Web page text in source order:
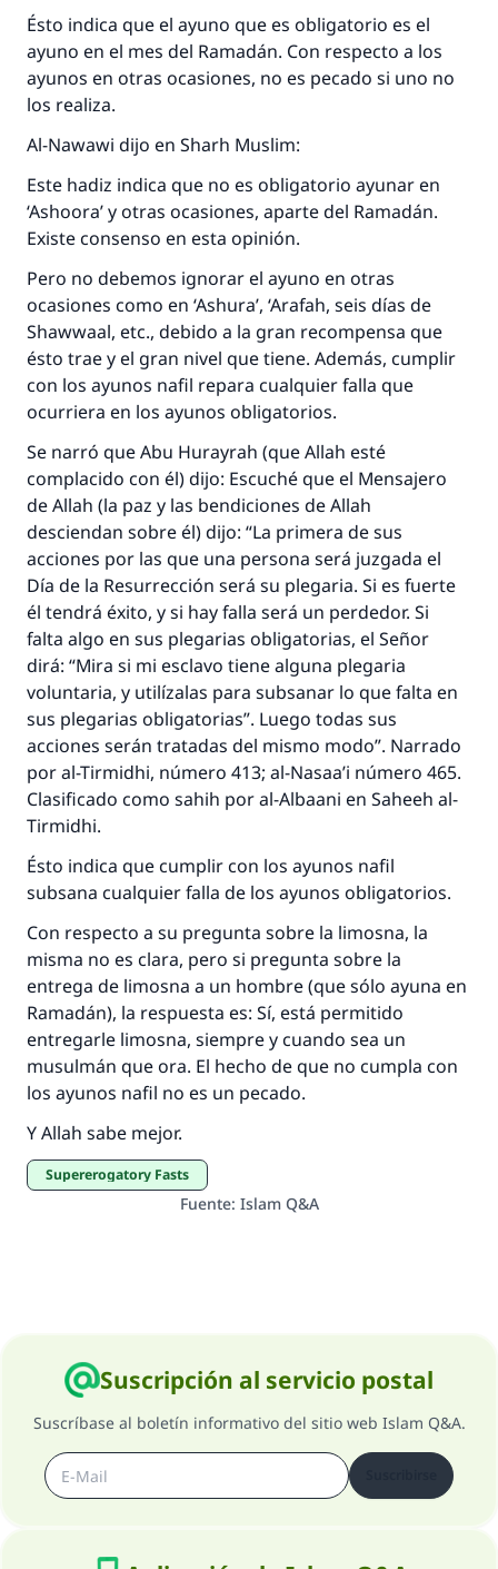
Ésto indica que el ayuno que es obligatorio es el
ayuno en el mes del Ramadán. Con respecto a los
ayunos en otras ocasiones, no es pecado si uno no
los realiza.
Al-Nawawi dijo en Sharh Muslim:
Este hadiz indica que no es obligatorio ayunar en
‘Ashoora’ y otras ocasiones, aparte del Ramadán.
Existe consenso en esta opinión.
Pero no debemos ignorar el ayuno en otras
ocasiones como en ‘Ashura’, ‘Arafah, seis días de
Shawwaal, etc., debido a la gran recompensa que
ésto trae y el gran nivel que tiene. Además, cumplir
con los ayunos nafil repara cualquier falla que
ocurriera en los ayunos obligatorios.
Se narró que Abu Hurayrah (que Allah esté
complacido con él) dijo: Escuché que el Mensajero
de Allah (la paz y las bendiciones de Allah
desciendan sobre él) dijo: “La primera de sus
acciones por las que una persona será juzgada el
Día de la Resurrección será su plegaria. Si es fuerte
él tendrá éxito, y si hay falla será un perdedor. Si
falta algo en sus plegarias obligatorias, el Señor
dirá: “Mira si mi esclavo tiene alguna plegaria
voluntaria, y utilízalas para subsanar lo que falta en
sus plegarias obligatorias”. Luego todas sus
acciones serán tratadas del mismo modo”. Narrado
por al-Tirmidhi, número 413; al-Nasaa’i número 465.
Clasificado como sahih por al-Albaani en Saheeh al-
Tirmidhi.
Ésto indica que cumplir con los ayunos nafil
subsana cualquier falla de los ayunos obligatorios.
Con respecto a su pregunta sobre la limosna, la
misma no es clara, pero si pregunta sobre la
entrega de limosna a un hombre (que sólo ayuna en
Ramadán), la respuesta es: Sí, está permitido
entregarle limosna, siempre y cuando sea un
musulmán que ora. El hecho de que no cumpla con
los ayunos nafil no es un pecado.
Y Allah sabe mejor.
Supererogatory Fasts
Fuente: Islam Q&A
Suscripción al servicio postal
Suscríbase al boletín informativo del sitio web Islam Q&A.
La respuesta no. 110845 salvó un
matrimonio.
Desde la Q hasta la A, su contribución ayuda a
IslamQA.
Profeta ﷺ dijo:
"Una persona que orienta a otros a hacer el
bien obtendrá la misma recompensa que
aquellos que lo realicen."
(MUSLIM, 1893)
Contribuir